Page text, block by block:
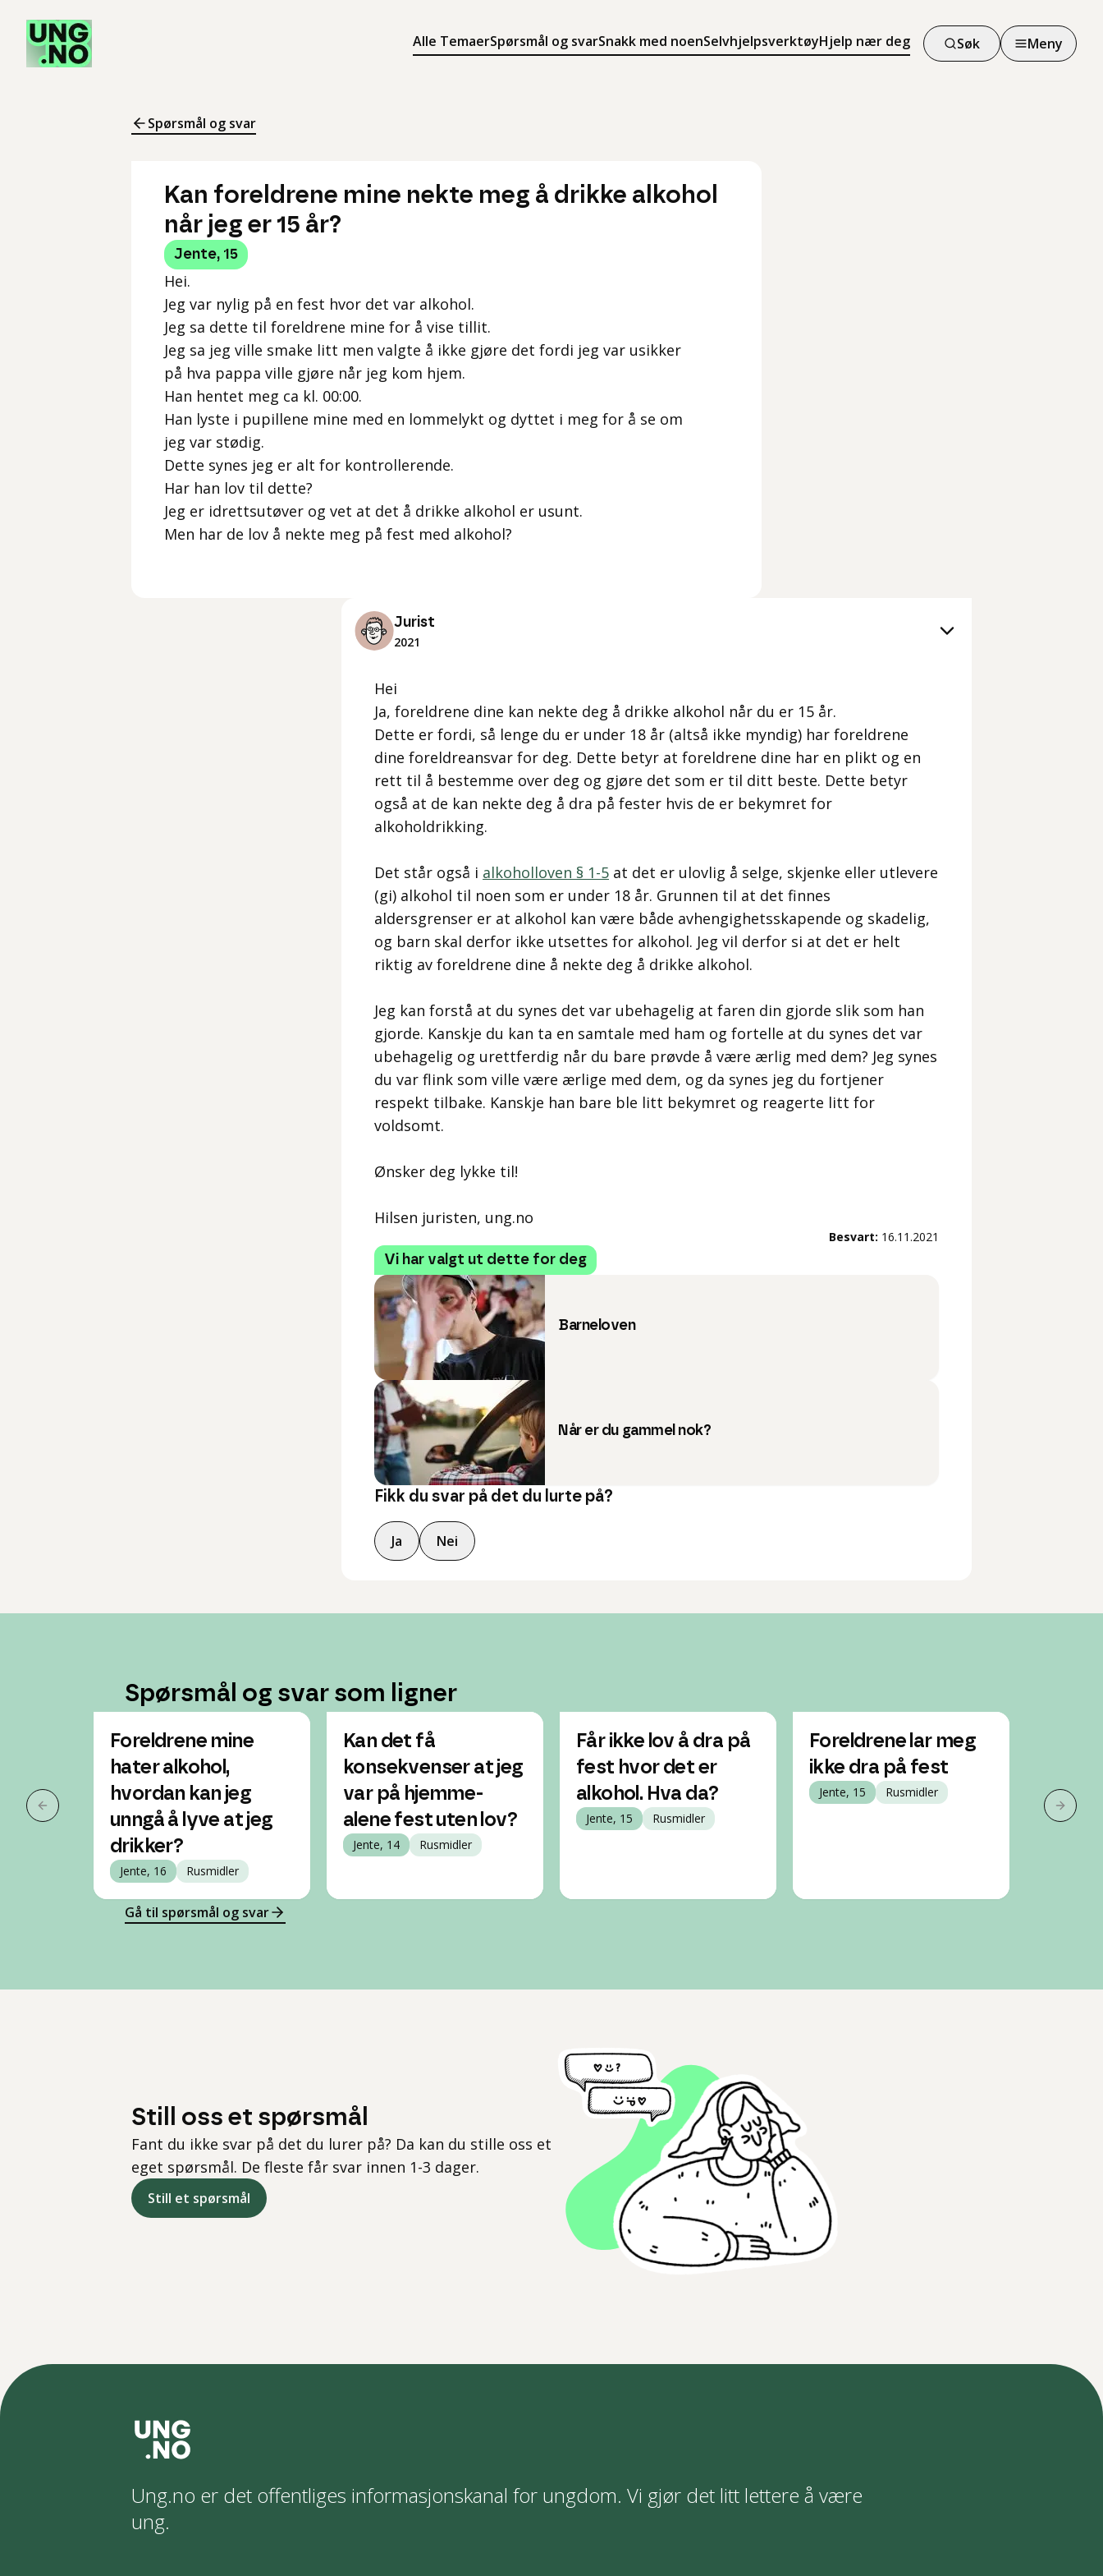
Alle TemaerSpørsmål og svarSnakk med noenSelvhjelpsverktøyHjelp nær deg
Søk
Søk
Meny
Meny
Spørsmål og svar
Kan foreldrene mine nekte meg å drikke alkohol
når jeg er 15 år?
Jente, 15
Hei.
Jeg var nylig på en fest hvor det var alkohol.
Jeg sa dette til foreldrene mine for å vise tillit.
Jeg sa jeg ville smake litt men valgte å ikke gjøre det fordi jeg var usikker
på hva pappa ville gjøre når jeg kom hjem.
Han hentet meg ca kl. 00:00.
Han lyste i pupillene mine med en lommelykt og dyttet i meg for å se om
jeg var stødig.
Dette synes jeg er alt for kontrollerende.
Har han lov til dette?
Jeg er idrettsutøver og vet at det å drikke alkohol er usunt.
Men har de lov å nekte meg på fest med alkohol?
Jurist
2021
Hei
Ja, foreldrene dine kan nekte deg å drikke alkohol når du er 15 år.
Dette er fordi, så lenge du er under 18 år (altså ikke myndig) har foreldrene
dine foreldreansvar for deg. Dette betyr at foreldrene dine har en plikt og en
rett til å bestemme over deg og gjøre det som er til ditt beste. Dette betyr
også at de kan nekte deg å dra på fester hvis de er bekymret for
alkoholdrikking.
Det står også i alkoholloven § 1-5 at det er ulovlig å selge, skjenke eller utlevere
(gi) alkohol til noen som er under 18 år. Grunnen til at det finnes
aldersgrenser er at alkohol kan være både avhengighetsskapende og skadelig,
og barn skal derfor ikke utsettes for alkohol. Jeg vil derfor si at det er helt
riktig av foreldrene dine å nekte deg å drikke alkohol.
Jeg kan forstå at du synes det var ubehagelig at faren din gjorde slik som han
gjorde. Kanskje du kan ta en samtale med ham og fortelle at du synes det var
ubehagelig og urettferdig når du bare prøvde å være ærlig med dem? Jeg synes
du var flink som ville være ærlige med dem, og da synes jeg du fortjener
respekt tilbake. Kanskje han bare ble litt bekymret og reagerte litt for
voldsomt.
Ønsker deg lykke til!
Hilsen juristen, ung.no
Besvart: 16.11.2021
Vi har valgt ut dette for deg
Barneloven
Når er du gammel nok?
Fikk du svar på det du lurte på?
Ja Nei
Spørsmål og svar som ligner
Forrige slide
Foreldrene mine
hater alkohol,
hvordan kan jeg
unngå å lyve at jeg
drikker?
Jente, 16 Rusmidler
Kan det få
konsekvenser at jeg
var på hjemme-
alene fest uten lov?
Jente, 14 Rusmidler
Får ikke lov å dra på
fest hvor det er
alkohol. Hva da?
Jente, 15 Rusmidler
Foreldrene lar meg
ikke dra på fest
Jente, 15 Rusmidler
Gutt, 16
Neste
Gå til spørsmål og svar
Still oss et spørsmål
Fant du ikke svar på det du lurer på? Da kan du stille oss et
eget spørsmål. De fleste får svar innen 1-3 dager.
Still et spørsmål
Ung.no er det offentliges informasjonskanal for ungdom. Vi gjør det litt lettere å være
ung.